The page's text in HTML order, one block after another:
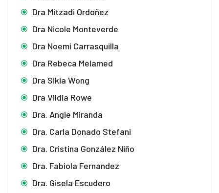
Dra Mitzadi Ordoñez
Dra Nicole Monteverde
Dra Noemí Carrasquilla
Dra Rebeca Melamed
Dra Sikia Wong
Dra Vildia Rowe
Dra. Angie Miranda
Dra. Carla Donado Stefani
Dra. Cristina González Niño
Dra. Fabiola Fernandez
Dra. Gisela Escudero